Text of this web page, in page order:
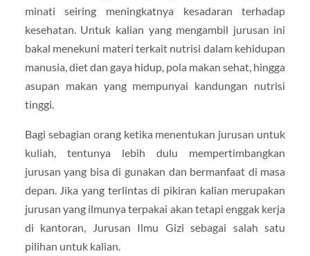
minati seiring meningkatnya kesadaran terhadap
kesehatan. Untuk kalian yang mengambil jurusan ini
bakal menekuni materi terkait nutrisi dalam kehidupan
manusia, diet dan gaya hidup, pola makan sehat, hingga
asupan makan yang mempunyai kandungan nutrisi
tinggi.
Bagi sebagian orang ketika menentukan jurusan untuk
kuliah, tentunya lebih dulu mempertimbangkan
jurusan yang bisa di gunakan dan bermanfaat di masa
depan. Jika yang terlintas di pikiran kalian merupakan
jurusan yang ilmunya terpakai akan tetapi enggak kerja
di kantoran, Jurusan Ilmu Gizi sebagai salah satu
pilihan untuk kalian.